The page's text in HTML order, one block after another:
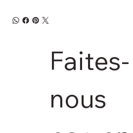
Faites-
nous